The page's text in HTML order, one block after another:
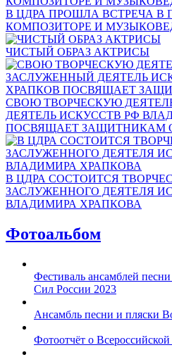
В ЦДРА ПРОШЛА ВСТРЕЧА В
КОМПОЗИТОРЕ И
ЧИСТЫЙ ОБРАЗ АКТРИСЫ
СВОЮ ТВОРЧЕСКУЮ
ДЕЯТЕЛЬ ИСКУССТВ РФ
ПОСВЯЩАЕТ ЗАЩИТНИКАМ
В ЦДРА СОСТОИТСЯ
ЗАСЛУЖЕННОГО ДЕЯТЕЛЯ
ВЛАДИМИРА ХРАПКОВА
Фотоальбом
Фестиваль ансамблей
Сил России 2023
Ансамбль песни и пляски
Фотоотчёт о